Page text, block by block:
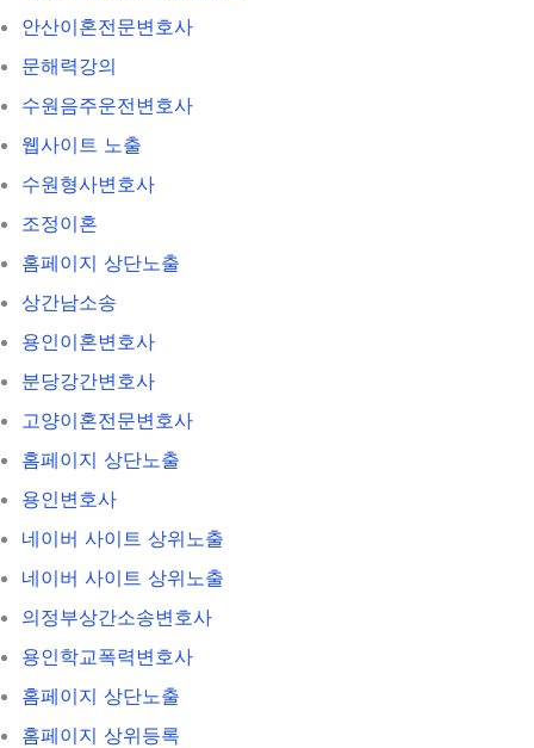
안산이혼전문변호사
문해력강의
수원음주운전변호사
웹사이트 노출
수원형사변호사
조정이혼
홈페이지 상단노출
상간남소송
용인이혼변호사
분당강간변호사
고양이혼전문변호사
홈페이지 상단노출
용인변호사
네이버 사이트 상위노출
네이버 사이트 상위노출
의정부상간소송변호사
용인학교폭력변호사
홈페이지 상단노출
홈페이지 상위등록